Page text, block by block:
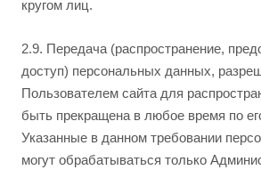
кругом лиц.
2.9. Передача (распространение,
доступ) персональных данных,
Пользователем сайта для
быть прекращена в любое время по
Указанные в данном требовании
могут обрабатываться только